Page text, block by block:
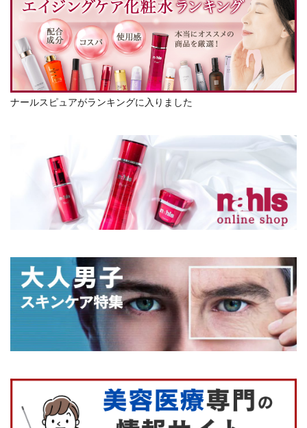
ナールスピュアがランキングに入りました